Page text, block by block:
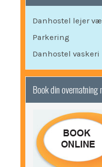
Danhostel lejer
Parkering
Danhostel vaskeri
Book din overnatning